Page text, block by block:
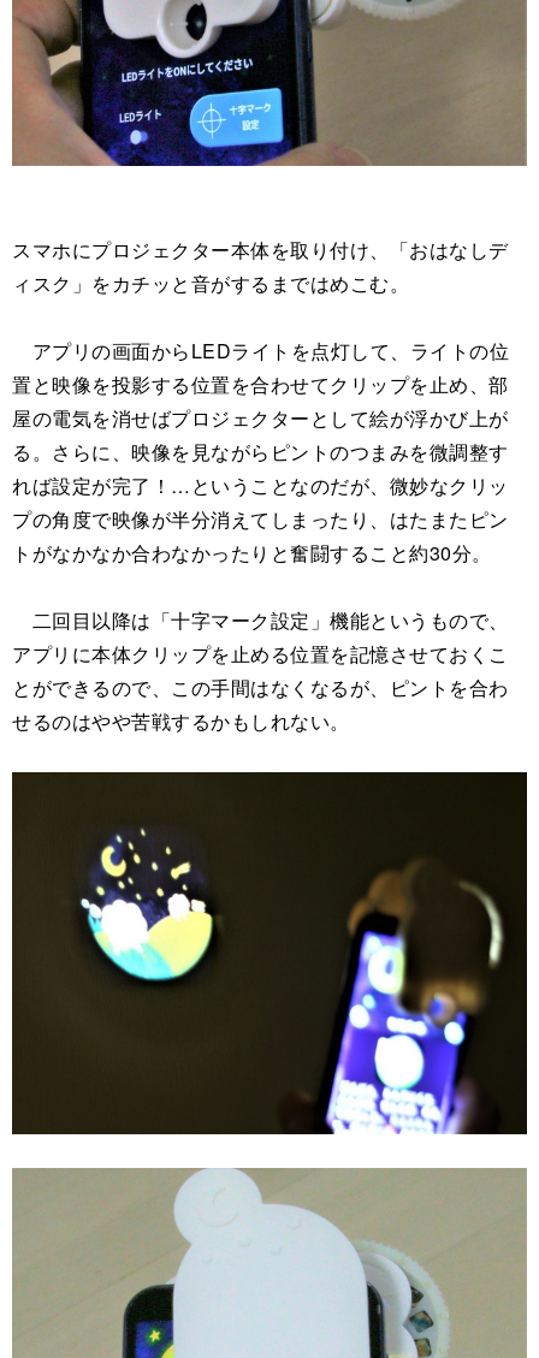
スマホにプロジェクター本体を取り付け、「おはなしデ
ィスク」をカチッと音がするまではめこむ。
アプリの画面からLEDライトを点灯して、ライトの位
置と映像を投影する位置を合わせてクリップを止め、部
屋の電気を消せばプロジェクターとして絵が浮かび上が
る。さらに、映像を見ながらピントのつまみを微調整す
れば設定が完了！…ということなのだが、微妙なクリッ
プの角度で映像が半分消えてしまったり、はたまたピン
トがなかなか合わなかったりと奮闘すること約30分。
二回目以降は「十字マーク設定」機能というもので、
アプリに本体クリップを止める位置を記憶させておくこ
とができるので、この手間はなくなるが、ピントを合わ
せるのはやや苦戦するかもしれない。